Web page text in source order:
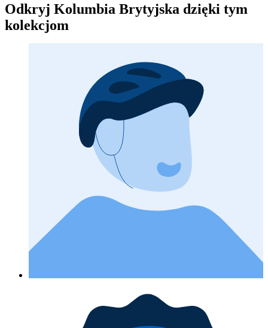
Odkryj Kolumbia Brytyjska dzięki tym
kolekcjom